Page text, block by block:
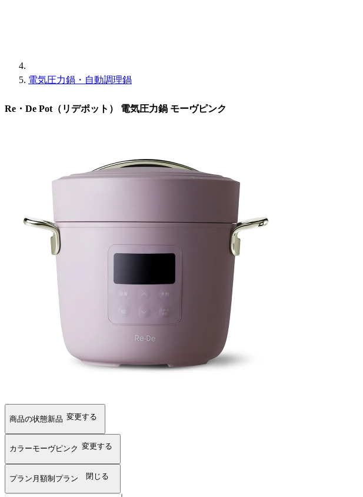
電気圧力鍋・自動調理鍋
Re・De Pot（リデポット） 電気圧力鍋 モーヴピンク
商品の状態新品 変更する
カラーモーヴピンク 変更する
プラン 月額制プラン 閉じる